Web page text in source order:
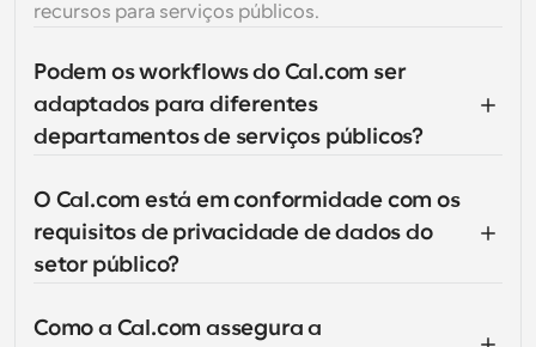
recursos para serviços públicos.
Podem os workflows do Cal.com ser
adaptados para diferentes
departamentos de serviços públicos?
O Cal.com está em conformidade com os
requisitos de privacidade de dados do
setor público?
Como a Cal.com assegura a